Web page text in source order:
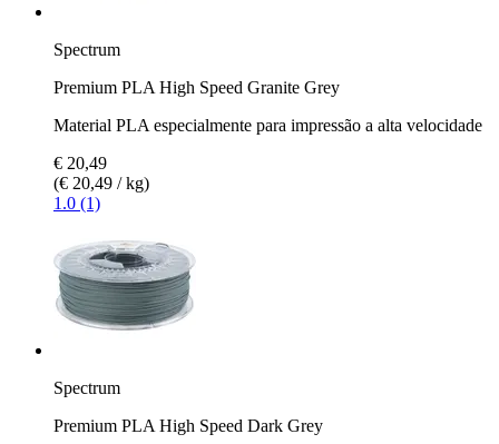
Spectrum
Premium PLA High Speed Granite Grey
Material PLA especialmente para impressão a alta velocidade
€ 20,49
(€ 20,49 / kg)
1.0 (1)
Spectrum
Premium PLA High Speed Dark Grey